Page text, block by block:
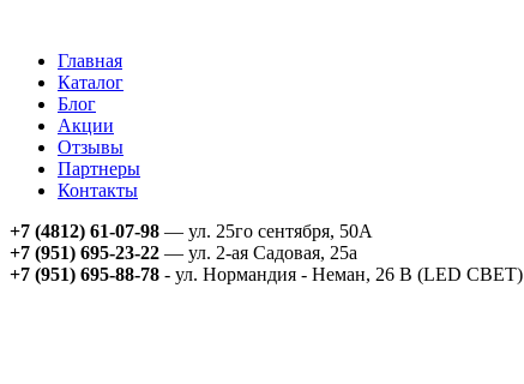
Главная
Каталог
Блог
Акции
Отзывы
Партнеры
Контакты
+7 (4812) 61-07-98 — ул. 25го сентября, 50А
+7 (951) 695-23-22 — ул. 2-ая Садовая, 25а
+7 (951) 695-88-78 - ул. Нормандия - Неман, 26 В (LED СВЕТ)